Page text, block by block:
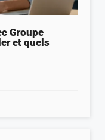
Groupe
et quels